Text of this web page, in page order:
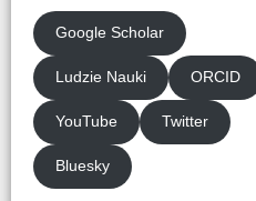
Google Scholar
Ludzie Nauki ORCID
YouTube Twitter
Bluesky